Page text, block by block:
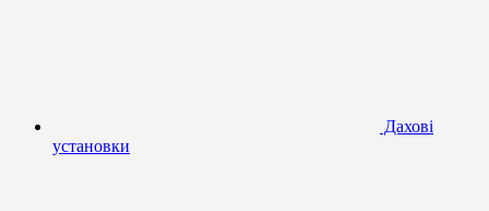
Дахові
установки